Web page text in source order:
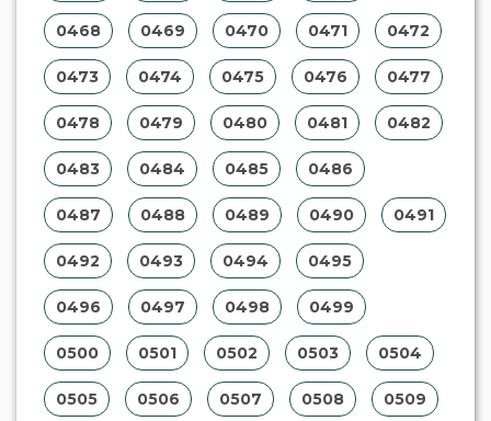
0468 0469 0470 0471 0472
0473 0474 0475 0476 0477
0478 0479 0480 0481 0482
0483 0484 0485 0486
0487 0488 0489 0490 0491
0492 0493 0494 0495
0496 0497 0498 0499
0500 0501 0502 0503 0504
0505 0506 0507 0508 0509